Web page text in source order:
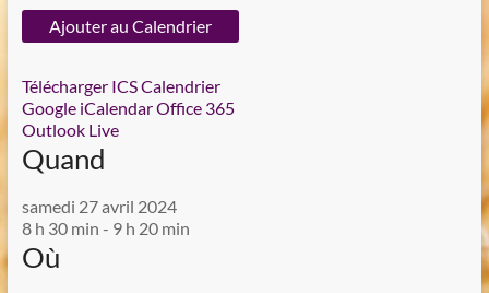
Ajouter au Calendrier
Télécharger ICSCalendrier
Google iCalendarOffice 365
Outlook Live
Quand
samedi 27 avril 2024
8 h 30 min - 9 h 20 min
Où